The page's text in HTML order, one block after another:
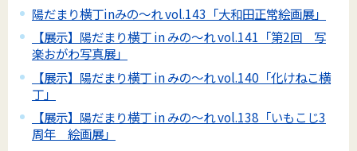
陽だまり横丁inみの～れ vol.143「大和田正常絵画展」
【展示】陽だまり横丁 in みの～れ vol.141「第2回 写
楽おがわ写真展」
【展示】陽だまり横丁 in みの～れ vol.140「化けねこ横
丁」
【展示】陽だまり横丁 in みの～れ vol.138「いもこじ3
周年 絵画展」